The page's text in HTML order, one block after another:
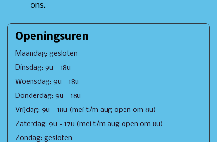
ons.
Openingsuren
Maandag: gesloten
Dinsdag: 9u - 18u
Woensdag: 9u - 18u
Donderdag: 9u - 18u
Vrijdag: 9u - 18u (mei t/m aug open om 8u)
Zaterdag: 9u - 17u (mei t/m aug open om 8u)
Zondag: gesloten